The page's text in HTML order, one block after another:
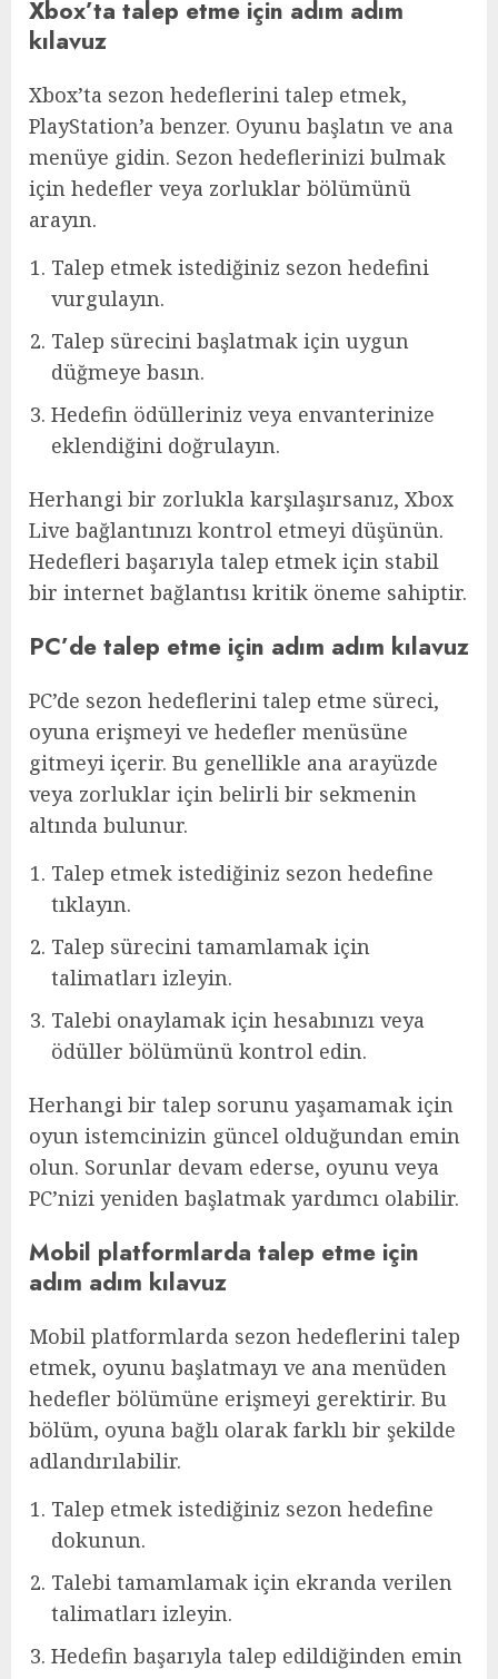
Xbox’ta talep etme için adım adım
kılavuz
Xbox’ta sezon hedeflerini talep etmek,
PlayStation’a benzer. Oyunu başlatın ve ana
menüye gidin. Sezon hedeflerinizi bulmak
için hedefler veya zorluklar bölümünü
arayın.
Talep etmek istediğiniz sezon hedefini
vurgulayın.
Talep sürecini başlatmak için uygun
düğmeye basın.
Hedefin ödülleriniz veya envanterinize
eklendiğini doğrulayın.
Herhangi bir zorlukla karşılaşırsanız, Xbox
Live bağlantınızı kontrol etmeyi düşünün.
Hedefleri başarıyla talep etmek için stabil
bir internet bağlantısı kritik öneme sahiptir.
PC’de talep etme için adım adım kılavuz
PC’de sezon hedeflerini talep etme süreci,
oyuna erişmeyi ve hedefler menüsüne
gitmeyi içerir. Bu genellikle ana arayüzde
veya zorluklar için belirli bir sekmenin
altında bulunur.
Talep etmek istediğiniz sezon hedefine
tıklayın.
Talep sürecini tamamlamak için
talimatları izleyin.
Talebi onaylamak için hesabınızı veya
ödüller bölümünü kontrol edin.
Herhangi bir talep sorunu yaşamamak için
oyun istemcinizin güncel olduğundan emin
olun. Sorunlar devam ederse, oyunu veya
PC’nizi yeniden başlatmak yardımcı olabilir.
Mobil platformlarda talep etme için
adım adım kılavuz
Mobil platformlarda sezon hedeflerini talep
etmek, oyunu başlatmayı ve ana menüden
hedefler bölümüne erişmeyi gerektirir. Bu
bölüm, oyuna bağlı olarak farklı bir şekilde
adlandırılabilir.
Talep etmek istediğiniz sezon hedefine
dokunun.
Talebi tamamlamak için ekranda verilen
talimatları izleyin.
Hedefin başarıyla talep edildiğinden emin